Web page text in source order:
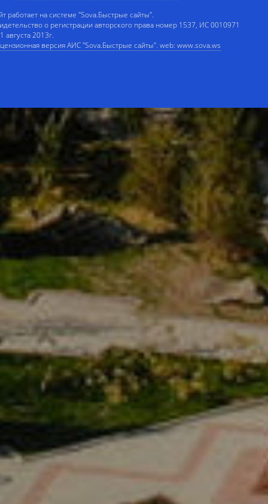
работает на системе "Sova.Быстрые сайты".
о регистрации авторского права номер 1537, ИС 0010971
августа 2013г.
версия АИС "Sova.Быстрые сайты". web: www.sova.ws